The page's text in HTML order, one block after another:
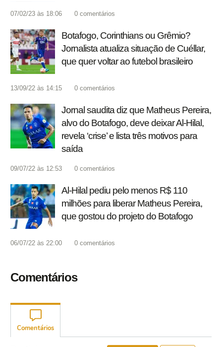
07/02/23 às 18:06 0 comentários
Botafogo, Corinthians ou Grêmio?
Jornalista atualiza situação de Cuéllar,
que quer voltar ao futebol brasileiro
13/09/22 às 14:15 0 comentários
Jornal saudita diz que Matheus Pereira,
alvo do Botafogo, deve deixar Al-Hilal,
revela ‘crise’ e lista três motivos para
saída
09/07/22 às 12:53 0 comentários
Al-Hilal pediu pelo menos R$ 110
milhões para liberar Matheus Pereira,
que gostou do projeto do Botafogo
06/07/22 às 22:00 0 comentários
Comentários